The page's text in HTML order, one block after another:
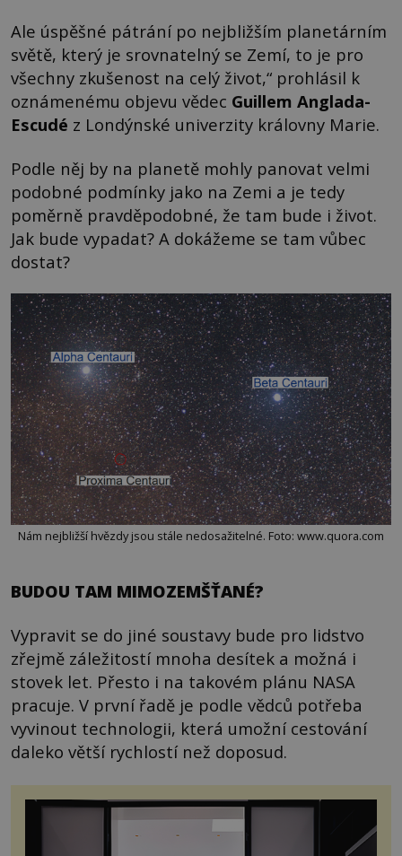
Ale úspěšné pátrání po nejbližším planetárním
světě, který je srovnatelný se Zemí, to je pro
všechny zkušenost na celý život,“ prohlásil k
oznámenému objevu vědec Guillem Anglada-
Escudé z Londýnské univerzity královny Marie.
Podle něj by na planetě mohly panovat velmi
podobné podmínky jako na Zemi a je tedy
poměrně pravděpodobné, že tam bude i život.
Jak bude vypadat? A dokážeme se tam vůbec
dostat?
Nám nejbližší hvězdy jsou stále nedosažitelné. Foto: www.quora.com
BUDOU TAM MIMOZEMŠŤANÉ?
Vypravit se do jiné soustavy bude pro lidstvo
zřejmě záležitostí mnoha desítek a možná i
stovek let. Přesto i na takovém plánu NASA
pracuje. V první řadě je podle vědců potřeba
vyvinout technologii, která umožní cestování
daleko větší rychlostí než doposud.